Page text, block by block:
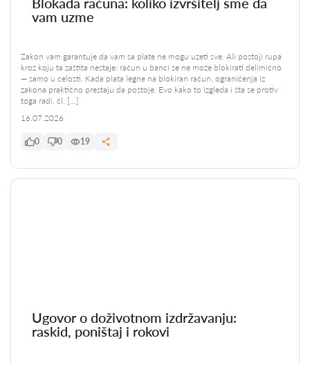
vam uzme
Zakon vam garantuje da vam sa plate ne mogu uzeti sve. Ali postoji rupa
kroz koju ta zaštita nestaje: račun u banci se ne može blokirati delimično
— samo u celosti. Kada plata legne na blokiran račun, ograničenja iz
zakona praktično prestaju da postoje. Evo kako to izgleda i šta se protiv
toga radi. čl. […]
16.07.2026
0 0 19
Ugovor o doživotnom izdržavanju:
raskid, poništaj i rokovi